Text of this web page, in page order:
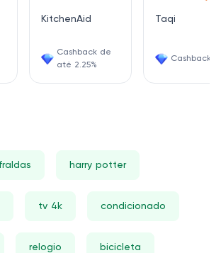
KitchenAid
Cashback de
até 2.25%
Taqi
Cashback
fraldas harry potter
tv 4k condicionado
relogio bicicleta